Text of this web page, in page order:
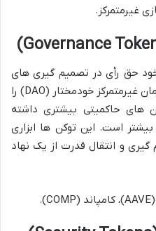
حق رأی در تصمیم گیری های
مربوط به آینده یک پروتکل یا سازمان غیرمتمرکز خودمختار (DAO) را
های حاکمیتی بیشتری داشته
است. این توکن ها ابزاری
گیری و انتقال قدرت از یک نهاد